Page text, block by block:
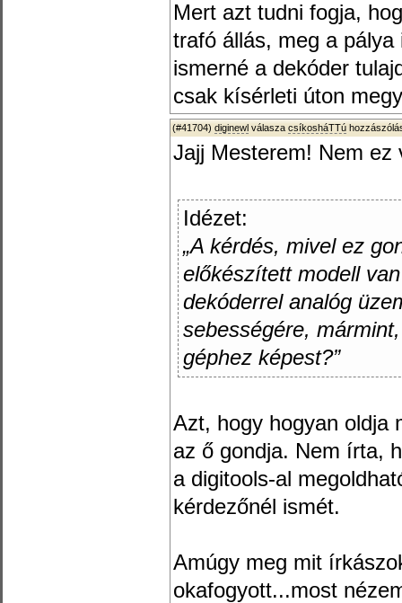
Mert azt tudni fogja,
trafó állás, meg a
ismerné a dekóder
csak kísérleti úton
(#41704) diginewl válasza csíkosháTTú
Jajj Mesterem! Nem
Idézet:
„A kérdés, mivel ez
előkészített modell
dekóderrel analóg
sebességére,
géphez képest?”
Azt, hogy hogyan oldja
az ő gondja. Nem írta,
a digitools-al
kérdezőnél ismét.
Amúgy meg mit
okafogyott...most